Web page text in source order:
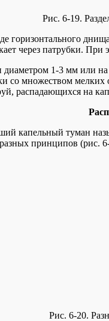
Рис. 6-19.
через патрубки.
1-3 мм или на
со множеством
распадающихся на
капельный туман
принципов (рис.
Рис. 6-20.